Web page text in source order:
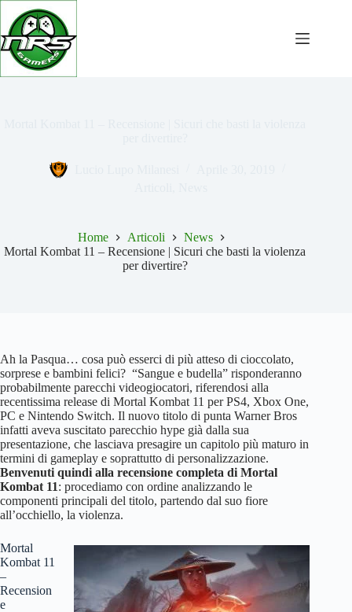
Salta
contenuto
Home Articoli
News
Mortal Kombat 11 – Recensione | Sicuri che basti la violenza
per divertire?
Ah la Pasqua… cosa può esserci di più atteso di cioccolato,
sorprese e bambini felici? “Sangue e budella” risponderanno
probabilmente parecchi videogiocatori, riferendosi alla
recentissima release di Mortal Kombat 11 per PS4, Xbox One,
PC e Nintendo Switch. Il nuovo titolo di punta Warner Bros
infatti aveva suscitato parecchio hype già dalla sua
presentazione, che lasciava presagire un capitolo più maturo in
termini di gameplay e soprattutto di personalizzazione.
Benvenuti quindi alla recensione completa di Mortal
Kombat 11: procediamo con ordine analizzando le
componenti principali del titolo, partendo dal suo fiore
all’occhiello, la violenza.
Mortal
Kombat 11
–
Recension
e